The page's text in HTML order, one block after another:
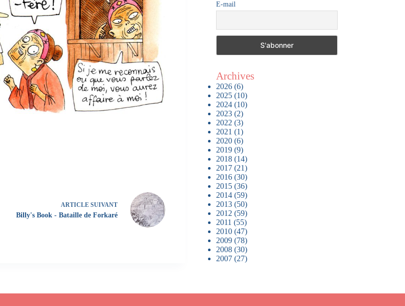
ARTICLE SUIVANT
Billy's Book - Bataille de Forkaré
E-mail
Archives
2026(6)
2025(10)
2024(10)
2023(2)
2022 (3)
2021 (1)
2020(6)
2019(9)
2018(14)
2017(21)
2016(30)
2015(36)
2014(59)
2013(50)
2012 (59)
2011 (55)
2010(47)
2009(78)
2008(30)
2007(27)